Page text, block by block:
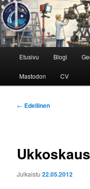
Siirry
sisältöön
Avaruustekniikkaa ja -
Etusivu Blogi
Mastodon CV
Artikkelien
← Edellinen
Julkaistu22.05.2012